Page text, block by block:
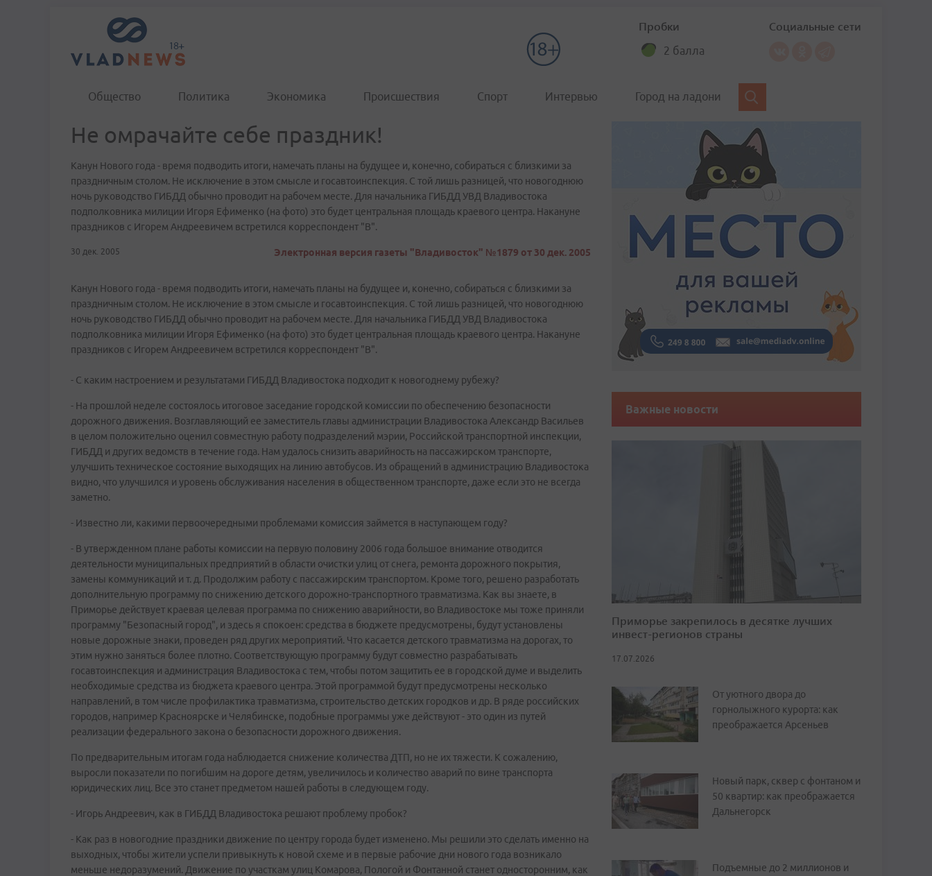
Пробки
2 балла
Социальные сети
Общество Политика Экономика Происшествия Спорт Интервью Город на ладони
Не омрачайте себе праздник!
Канун Нового года - время подводить итоги, намечать планы на будущее и, конечно, собираться с близкими за
праздничным столом. Не исключение в этом смысле и госавтоинспекция. С той лишь разницей, что новогоднюю
ночь руководство ГИБДД обычно проводит на рабочем месте. Для начальника ГИБДД УВД Владивостока
подполковника милиции Игоря Ефименко (на фото) это будет центральная площадь краевого центра. Накануне
праздников с Игорем Андреевичем встретился корреспондент "В".
30 дек. 2005 Электронная версия газеты "Владивосток" №1879 от 30 дек. 2005
Канун Нового года - время подводить итоги, намечать планы на будущее и, конечно, собираться с близкими за
праздничным столом. Не исключение в этом смысле и госавтоинспекция. С той лишь разницей, что новогоднюю
ночь руководство ГИБДД обычно проводит на рабочем месте. Для начальника ГИБДД УВД Владивостока
подполковника милиции Игоря Ефименко (на фото) это будет центральная площадь краевого центра. Накануне
праздников с Игорем Андреевичем встретился корреспондент "В".
- С каким настроением и результатами ГИБДД Владивостока подходит к новогоднему рубежу?
- На прошлой неделе состоялось итоговое заседание городской комиссии по обеспечению безопасности
дорожного движения. Возглавляющий ее заместитель главы администрации Владивостока Александр Васильев
в целом положительно оценил совместную работу подразделений мэрии, Российской транспортной инспекции,
ГИБДД и других ведомств в течение года. Нам удалось снизить аварийность на пассажирском транспорте,
улучшить техническое состояние выходящих на линию автобусов. Из обращений в администрацию Владивостока
видно, что улучшился и уровень обслуживания населения в общественном транспорте, даже если это не всегда
заметно.
- Известно ли, какими первоочередными проблемами комиссия займется в наступающем году?
- В утвержденном плане работы комиссии на первую половину 2006 года большое внимание отводится
деятельности муниципальных предприятий в области очистки улиц от снега, ремонта дорожного покрытия,
замены коммуникаций и т. д. Продолжим работу с пассажирским транспортом. Кроме того, решено разработать
дополнительную программу по снижению детского дорожно-транспортного травматизма. Как вы знаете, в
Приморье действует краевая целевая программа по снижению аварийности, во Владивостоке мы тоже приняли
программу "Безопасный город", и здесь я спокоен: средства в бюджете предусмотрены, будут установлены
новые дорожные знаки, проведен ряд других мероприятий. Что касается детского травматизма на дорогах, то
этим нужно заняться более плотно. Соответствующую программу будут совместно разрабатывать
госавтоинспекция и администрация Владивостока с тем, чтобы потом защитить ее в городской думе и выделить
необходимые средства из бюджета краевого центра. Этой программой будут предусмотрены несколько
направлений, в том числе профилактика травматизма, строительство детских городков и др. В ряде российских
городов, например Красноярске и Челябинске, подобные программы уже действуют - это один из путей
реализации федерального закона о безопасности дорожного движения.
По предварительным итогам года наблюдается снижение количества ДТП, но не их тяжести. К сожалению,
выросли показатели по погибшим на дороге детям, увеличилось и количество аварий по вине транспорта
юридических лиц. Все это станет предметом нашей работы в следующем году.
- Игорь Андреевич, как в ГИБДД Владивостока решают проблему пробок?
- Как раз в новогодние праздники движение по центру города будет изменено. Мы решили это сделать именно на
выходных, чтобы жители успели привыкнуть к новой схеме и в первые рабочие дни нового года возникало
меньше недоразумений. Движение по участкам улиц Комарова, Пологой и Фонтанной станет односторонним, как
Важные новости
Приморье закрепилось в десятке лучших
инвест-регионов страны
17.07.2026
От уютного двора до
горнолыжного курорта: как
преображается Арсеньев
Новый парк, сквер с фонтаном и
50 квартир: как преображается
Дальнегорск
Подъемные до 2 миллионов и